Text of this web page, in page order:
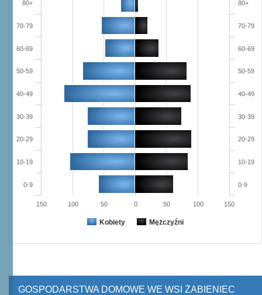
Kobiety Mężczyźni
0-9
10-19
20-29
30-39
40-49
50-59
60-69
70-79
80+
0-9
10-19
20-29
30-39
40-49
50-59
60-69
70-79
80+
150 100 50 0 50 100 150
GOSPODARSTWA DOMOWE WE WSI ŻABIENIEC